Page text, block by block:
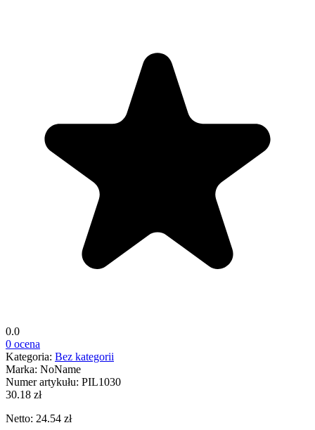
0.0
0 ocena
Kategoria: Bez kategorii
Marka: NoName
Numer artykułu: PIL1030
30.18 zł
Netto: 24.54 zł